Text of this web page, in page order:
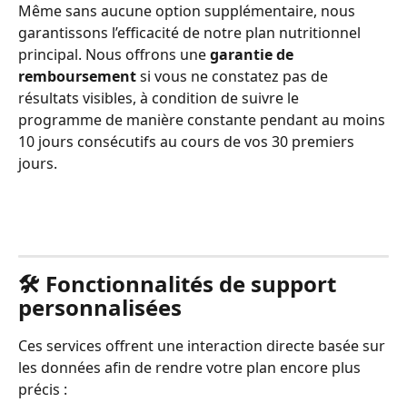
Même sans aucune option supplémentaire, nous
garantissons l’efficacité de notre plan nutritionnel
principal. Nous offrons une garantie de
remboursement si vous ne constatez pas de
résultats visibles, à condition de suivre le
programme de manière constante pendant au moins
10 jours consécutifs au cours de vos 30 premiers
jours.
🛠️ Fonctionnalités de support
personnalisées
Ces services offrent une interaction directe basée sur
les données afin de rendre votre plan encore plus
précis :